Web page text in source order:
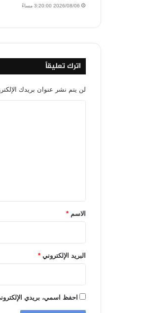
2026/08/06 3:20:00 مساءً
اترك تعليقاً
لن يتم نشر عنوان بريدك
*الاسم *
البريد الإلكتروني *
احفظ اسمي، بريدي